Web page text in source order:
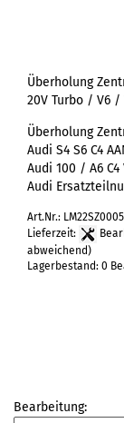
Überholung
20V Turbo / V6 /
Überholung
Audi S4 S6 C4
Audi 100 / A6 C4
Audi
Art.Nr.: LM22SZ0005
Lieferzeit:
abweichend)
Lagerbestand: 0
Bearbeitung: